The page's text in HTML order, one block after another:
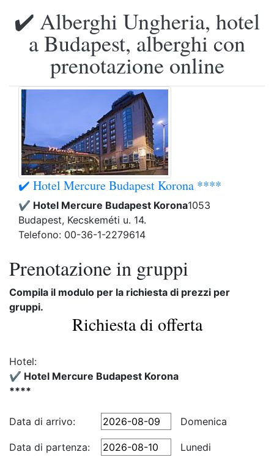
✔️ Alberghi Ungheria, hotel
a Budapest, alberghi con
prenotazione online
✔️ Hotel Mercure Budapest Korona ****
✔️ Hotel Mercure Budapest Korona1053
Budapest, Kecskeméti u. 14.
Telefono: 00-36-1-2279614
Prenotazione in gruppi
Compila il modulo per la richiesta di prezzi per
gruppi.
Richiesta di offerta
Hotel:
✔️ Hotel Mercure Budapest Korona
****
Data di arrivo: Domenica
Data di partenza:
Lunedi